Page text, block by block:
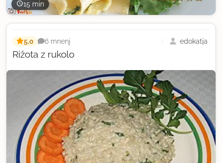
15 min
Rižota z rukolo
5,0 6 mnenj edokatja